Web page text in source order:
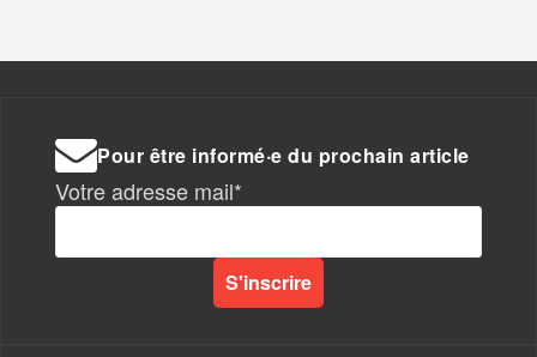
Pour être informé·e du prochain article
Votre adresse mail*